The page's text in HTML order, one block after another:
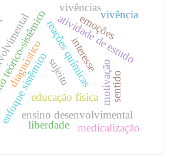
sistêmico
sistêmico
diagnósticoreações químicas
educação física
ensino desenvolvimental
atividade de estudo
sujeito motivação
interesse
sentido
emoções
liberdade
vivências
medicalização
vivência